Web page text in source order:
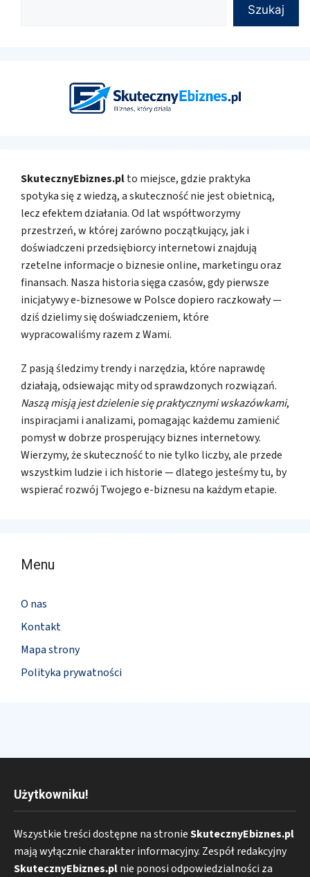
Szukaj
SkutecznyEbiznes.plto miejsce, gdzie praktyka
spotyka się z wiedzą, a skuteczność nie jest obietnicą,
lecz efektem działania. Od lat współtworzymy
przestrzeń, w której zarówno początkujący, jak i
doświadczeni przedsiębiorcy internetowi znajdują
rzetelne informacje o biznesie online, marketingu oraz
finansach. Nasza historia sięga czasów, gdy pierwsze
inicjatywy e-biznesowe w Polsce dopiero raczkowały —
dziś dzielimy się doświadczeniem, które
wypracowaliśmy razem z Wami.
Z pasją śledzimy trendy i narzędzia, które naprawdę
działają, odsiewając mity od sprawdzonych rozwiązań.
Naszą misją jest dzielenie się praktycznymi wskazówkami,
inspiracjami i analizami, pomagając każdemu zamienić
pomysł w dobrze prosperujący biznes internetowy.
Wierzymy, że skuteczność to nie tylko liczby, ale przede
wszystkim ludzie i ich historie — dlatego jesteśmy tu, by
wspierać rozwój Twojego e-biznesu na każdym etapie.
Menu
O nas
Kontakt
Mapa strony
Polityka prywatności
Użytkowniku!
Wszystkie treści dostępne na stronieSkutecznyEbiznes.pl
mają wyłącznie charakter informacyjny. Zespół redakcyjny
SkutecznyEbiznes.plnie ponosi odpowiedzialności za